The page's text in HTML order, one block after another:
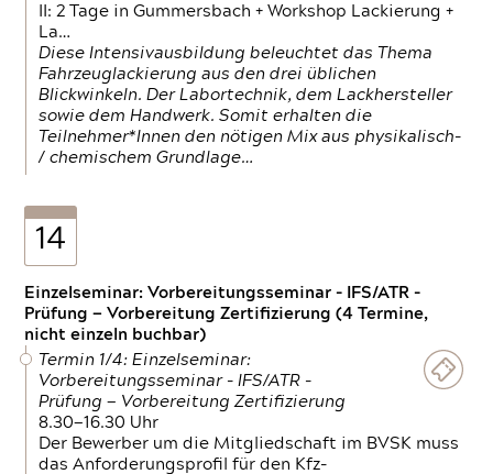
II: 2 Tage in Gummersbach + Workshop Lackierung +
La…
Diese Intensivausbildung beleuchtet das Thema
Fahrzeuglackierung aus den drei üblichen
Blickwinkeln. Der Labortechnik, dem Lackhersteller
sowie dem Handwerk. Somit erhalten die
Teilnehmer*Innen den nötigen Mix aus physikalisch-
/ chemischem Grundlage…
14
Einzelseminar: Vorbereitungsseminar - IFS/ATR -
Prüfung — Vorbereitung Zertifizierung (4 Termine,
nicht einzeln buchbar)
Termin 1/4: Einzelseminar:
Vorbereitungsseminar - IFS/ATR -
Prüfung — Vorbereitung Zertifizierung
8.30—16.30 Uhr
Der Bewerber um die Mitgliedschaft im BVSK muss
das Anforderungsprofil für den Kfz-